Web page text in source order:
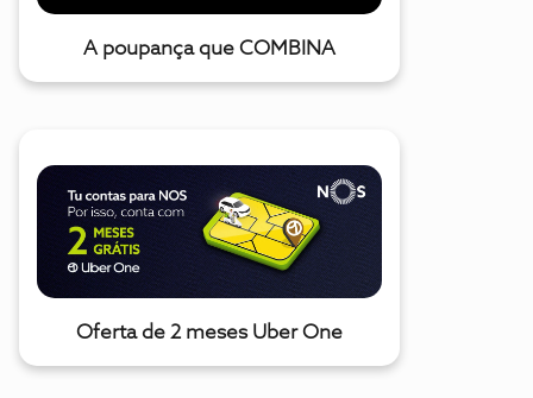
A poupança que COMBINA
Oferta de 2 meses Uber One